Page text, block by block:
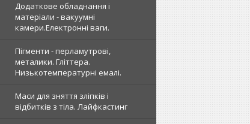
Додаткове обладнання і
матеріали - вакуумні
камери.Електронні ваги.
Пігменти - перламутрові,
металики. Гліттера.
Низькотемпературні емалі.
Маси для зняття зліпків і
відбитків з тіла. Лайфкастинг